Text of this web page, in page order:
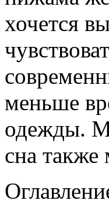
хочется
меньше
одежды.
сна также